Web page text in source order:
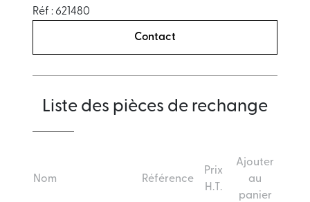
Réf : 621480
Contact
Liste des pièces de rechange
Nom Référence
Prix
H.T.
Ajouter
au
panier